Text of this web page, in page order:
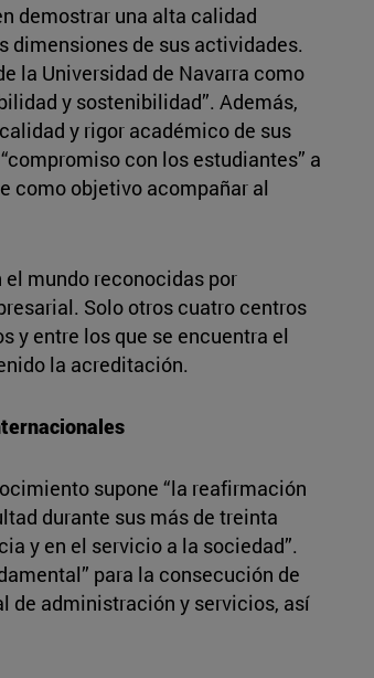
demostrar una alta calidad
dimensiones de sus actividades.
la Universidad de Navarra como
y sostenibilidad”. Además,
y rigor académico de sus
con los estudiantes” a
como objetivo acompañar al
mundo reconocidas por
Solo otros cuatro centros
y entre los que se encuentra el
la acreditación.
supone “la reafirmación
durante sus más de treinta
y en el servicio a la sociedad”.
para la consecución de
de administración y servicios, así